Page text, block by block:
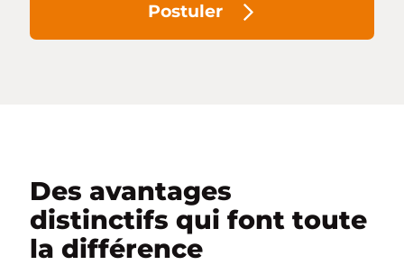
Postuler
Des avantages
distinctifs qui font toute
la différence